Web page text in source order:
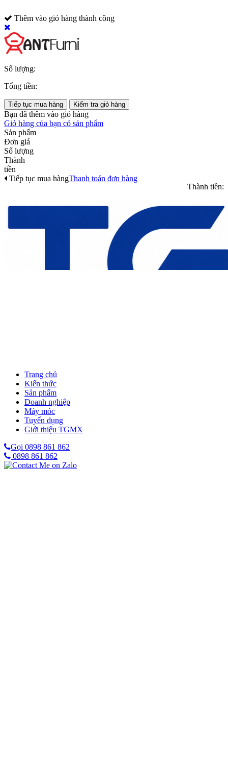
Thêm vào giỏ hàng thành công
Số lượng:
Tổng tiền:
Tiếp tục mua hàng Kiểm tra giỏ hàng
Bạn đã thêm vào giỏ hàng
Giỏ hàng của bạn có sản phẩm
Sản phẩm
Đơn giá
Số lượng
Thành
tiền
Tiếp tục mua hàng
Thành tiền:
Thanh toán đơn hàng
Trang chủ
Kiến thức
Sản phẩm
Doanh nghiệp
Máy móc
Tuyển dụng
Giới thiệu TGMX
Gọi 0898 861 862
0898 861 862